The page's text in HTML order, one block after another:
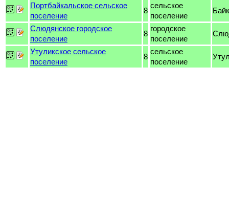
Портбайкальское сельское
поселение
8
сельское
поселение
Слюдянское городское
поселение
8
городское
поселение
Утуликское сельское
поселение
8
сельское
поселение